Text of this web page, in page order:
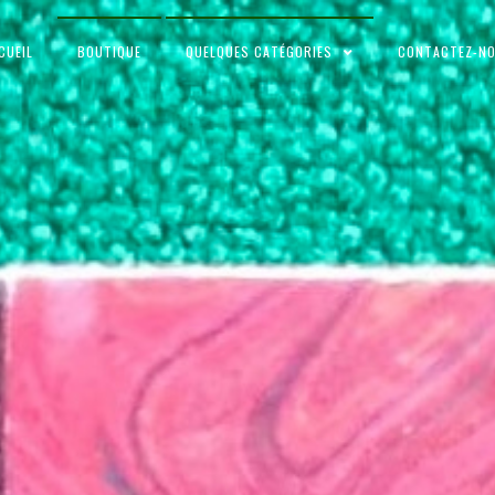
BOUTIQUE QUELQUES CATÉGORIES CONTACTEZ-